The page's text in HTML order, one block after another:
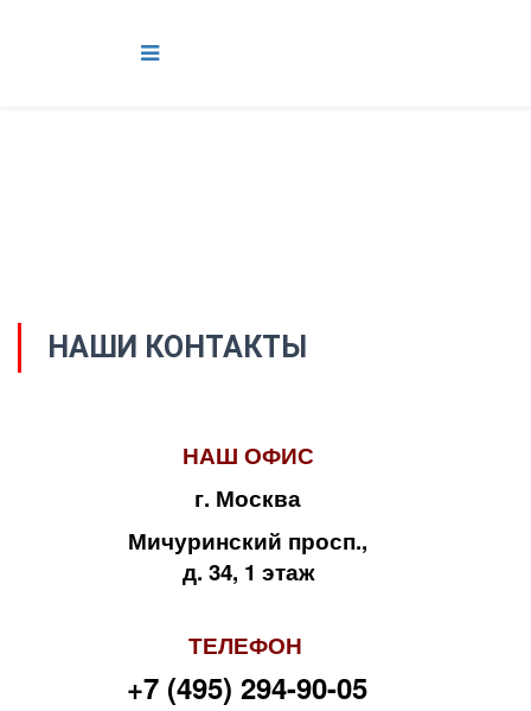
НАШИ КОНТАКТЫ
НАШ ОФИС
г. Москва
Мичуринский просп.,
д. 34, 1 этаж
ТЕЛЕФОН
+7 (495) 294-90-05